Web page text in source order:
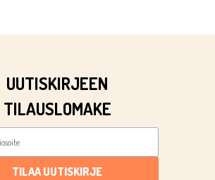
UUTISKIRJEEN
TILAUSLOMAKE
TILAA UUTISKIRJE